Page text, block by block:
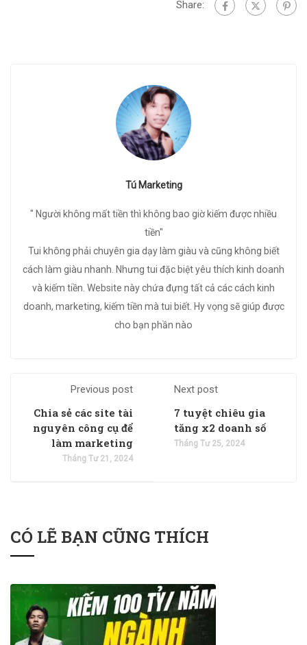
Share:
Tú Marketing
" Người không mất tiền thì không bao giờ kiếm được nhiều
tiền"
Tui không phải chuyên gia dạy làm giàu và cũng không biết
cách làm giàu nhanh. Nhưng tui đặc biệt yêu thích kinh doanh
và kiếm tiền. Website này chứa đựng tất cả các cách kinh
doanh, marketing, kiếm tiền mà tui biết. Hy vọng sẽ giúp được
cho bạn phần nào
Previous post
Chia sẻ các site tài
nguyên công cụ để
làm marketing
Tháng Tư 21, 2024
Next post
7 tuyệt chiêu gia
tăng x2 doanh số
Tháng Tư 25, 2024
CÓ LẼ BẠN CŨNG THÍCH